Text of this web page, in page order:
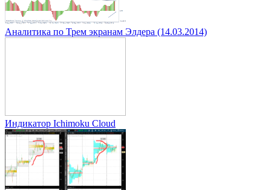
Аналитика по Трем экранам Элдера (14.03.2014)
Индикатор Ichimoku Cloud